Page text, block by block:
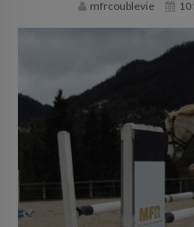
mfrcoublevie